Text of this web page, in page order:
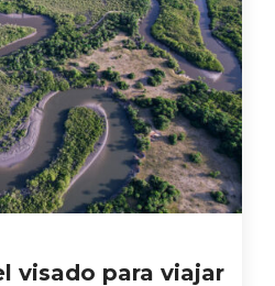
visado para viajar